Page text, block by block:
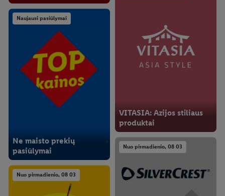
VITASIA: Azijos stiliaus
produktai
Naujausi pasiūlymai
Ne maisto prekių
pasiūlymai
Nuo pirmadienio, 08 03
Nuo pirmadienio, 08 03